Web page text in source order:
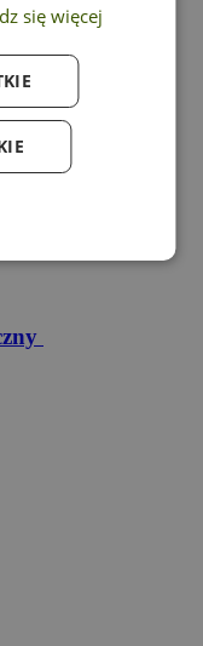
się więcej